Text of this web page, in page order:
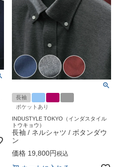
長袖
ポケットあり
INDUSTYLE TOKYO（インダスタイル
トウキョウ）
長袖 / ネルシャツ / ボタンダウ
ン
価格 19,800 税込